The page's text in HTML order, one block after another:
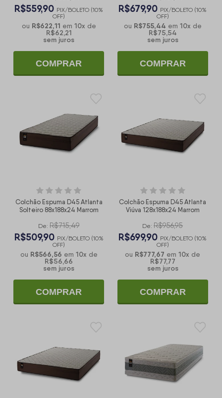
R$559,90 PIX/BOLETO (10%
OFF)
ou R$622,11 em 10x de
R$62,21
sem juros
COMPRAR
R$679,90 PIX/BOLETO (10%
OFF)
ou R$755,44 em 10x de
R$75,54
sem juros
COMPRAR
Colchão Espuma D45 Atlanta
Solteiro 88x188x24 Marrom
De: R$715,49
R$509,90 PIX/BOLETO (10%
OFF)
ou R$566,56 em 10x de
R$56,66
sem juros
COMPRAR
Colchão Espuma D45 Atlanta
Viúva 128x188x24 Marrom
De: R$956,95
R$699,90 PIX/BOLETO (10%
OFF)
ou R$777,67 em10x de
R$77,77
sem juros
COMPRAR